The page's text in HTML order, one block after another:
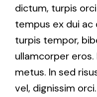
dictum, turpis
tempus ex dui ac
turpis tempor,
ullamcorper
metus. In sed
vel, dignissim